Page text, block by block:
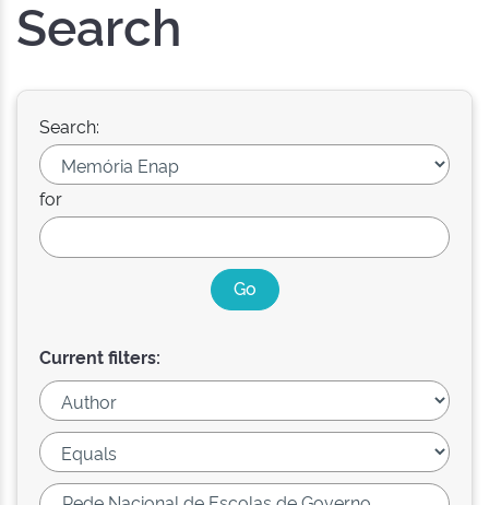
Search
Search:
for
Current filters: